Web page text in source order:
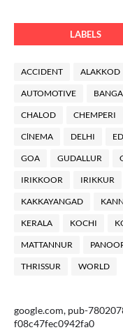
LABELS
ACCIDENT ALAKKOD
AUTOMOTIVE
CHALOD CHEMPERI
ClNEMA DELHI
GOA GUDALLUR
IRIKKOOR IRIKKUR
KAKKAYANGAD
KERALA KOCHI
MATTANNUR
THRISSUR WORLD
google.com, pub-
f08c47fec0942fa0